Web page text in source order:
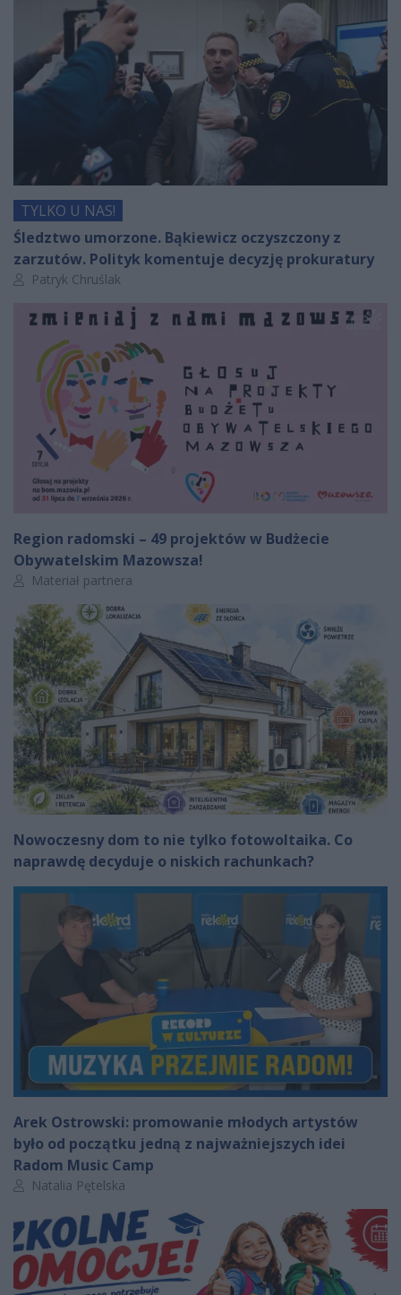
TYLKO U NAS!
Śledztwo umorzone. Bąkiewicz oczyszczony z
zarzutów. Polityk komentuje decyzję prokuratury
Autor artykułu:
Patryk Chruślak
Region radomski – 49 projektów w Budżecie
Obywatelskim Mazowsza!
Autor artykułu:
Materiał partnera
Nowoczesny dom to nie tylko fotowoltaika. Co
naprawdę decyduje o niskich rachunkach?
Arek Ostrowski: promowanie młodych artystów
było od początku jedną z najważniejszych idei
Radom Music Camp
Autor artykułu:
Natalia Pętelska